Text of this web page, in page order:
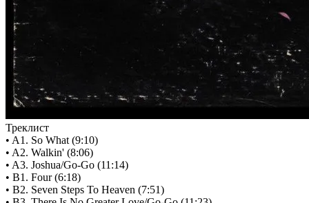
Треклист
• A1. So What (9:10)
• A2. Walkin' (8:06)
• A3. Joshua/Go-Go (11:14)
• B1. Four (6:18)
• B2. Seven Steps To Heaven (7:51)